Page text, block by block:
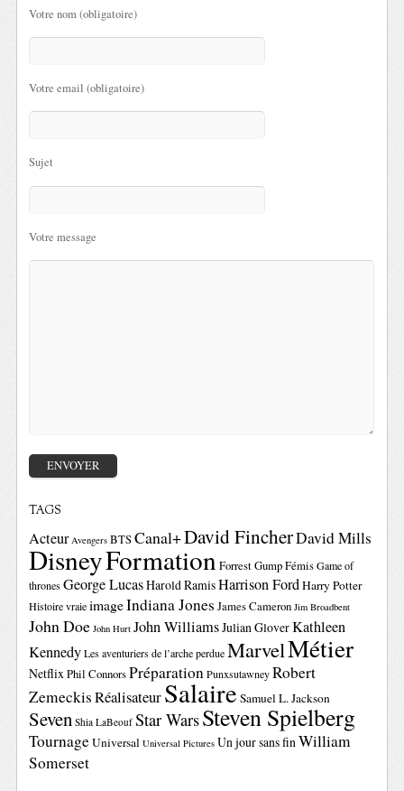
Votre nom (obligatoire)
Votre email (obligatoire)
Sujet
Votre message
TAGS
Acteur Avengers BTSCanal+David FincherDavid Mills
DisneyFormationForrest GumpFémis Game of
thrones George LucasHarold RamisHarrison FordHarry Potter
Histoire vraie imageIndiana Jones James Cameron Jim Broadbent
John Doe John Hurt John WilliamsJulian GloverKathleen
Kennedy Les aventuriers de l’arche perdue MarvelMétier
NetflixPhil ConnorsPréparation Punxsutawney Robert
ZemeckisRéalisateurSalaire Samuel L. Jackson
Seven Shia LaBeouf Star WarsSteven Spielberg
TournageUniversal Universal Pictures Un jour sans finWilliam
Somerset